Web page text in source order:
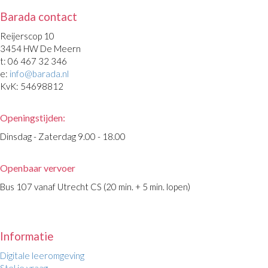
Barada contact
Reijerscop 10
3454 HW De Meern
t: 06 467 32 346
e: info@barada.nl
KvK: 54698812
Openingstijden:
Dinsdag - Zaterdag 9.00 - 18.00
Openbaar vervoer
Bus 107 vanaf Utrecht CS (20 min. + 5 min. lopen)
Informatie
Digitale leeromgeving